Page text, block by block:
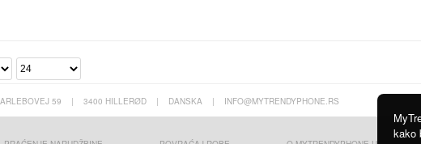
59 | 3400 HILLERØD | DANSKA | INFO@MYTRENDYPHONE.RS
kako